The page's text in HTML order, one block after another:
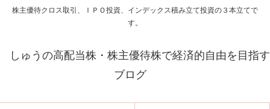
株主優待クロス取引、ＩＰＯ投資、インデックス積み立て投資の３本立てで
す。
しゅうの高配当株・株主優待株で経済的自由を目指す
ブログ